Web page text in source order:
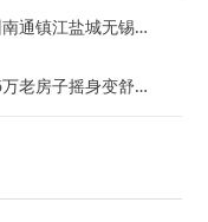
无锡制冷维修培训学校|
火星人52平米小一居装修自...